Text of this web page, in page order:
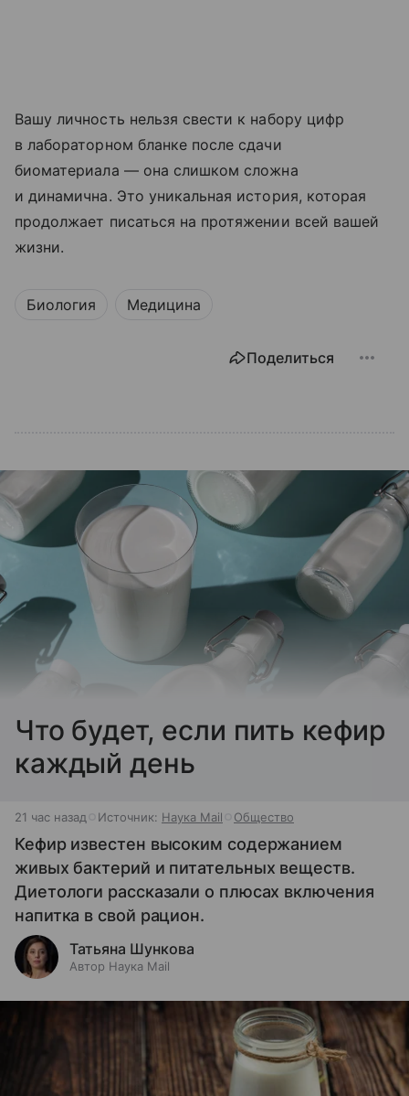
Вашу личность нельзя свести к набору цифр
в лабораторном бланке после сдачи
биоматериала — она слишком сложна
и динамична. Это уникальная история, которая
продолжает писаться на протяжении всей вашей
жизни.
Биология Медицина
Поделиться
Что будет, если пить кефир
каждый день
21 час назад Источник: Наука Mail Общество
Кефир известен высоким содержанием
живых бактерий и питательных веществ.
Диетологи рассказали о плюсах включения
напитка в свой рацион.
Татьяна Шункова
Автор Наука Mail